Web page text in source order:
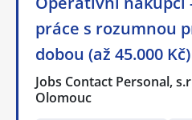
práce s rozumnou
dobou (až 45.000 Kč)
Jobs Contact Personal,
Olomouc